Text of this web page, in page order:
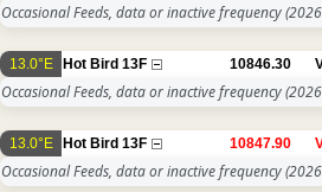
Occasional Feeds, data or inactive frequency
13.0°E Hot Bird 13F 10846.30
Occasional Feeds, data or inactive frequency
13.0°E Hot Bird 13F 10847.90
Occasional Feeds, data or inactive frequency